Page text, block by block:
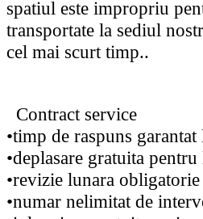
spatiul este impropriu
transportate la sediul
cel mai scurt timp..
Contract service
•timp de raspuns
•deplasare gratuita
•revizie lunara obligatorie
•numar nelimitat de